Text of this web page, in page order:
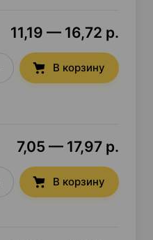
11,19 — 16,72 р.
В корзину
7,05 — 17,97 р.
В корзину